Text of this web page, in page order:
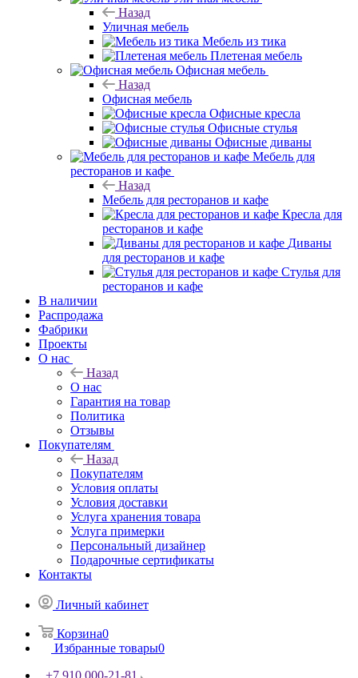
Назад
Уличная мебель
Мебель из тика
Плетеная мебель
Офисная мебель
Назад
Офисная мебель
Офисные кресла
Офисные стулья
Офисные диваны
Мебель для
ресторанов и кафе
Назад
Мебель для ресторанов и кафе
Кресла для
ресторанов и кафе
Диваны
для ресторанов и кафе
Стулья для
ресторанов и кафе
В наличии
Распродажа
Фабрики
Проекты
О нас
Назад
О нас
Гарантия на товар
Политика
Отзывы
Покупателям
Назад
Покупателям
Условия оплаты
Условия доставки
Услуга хранения товара
Услуга примерки
Персональный дизайнер
Подарочные сертификаты
Контакты
Личный кабинет
Корзина0
Избранные товары0
+7 910 000-21-81